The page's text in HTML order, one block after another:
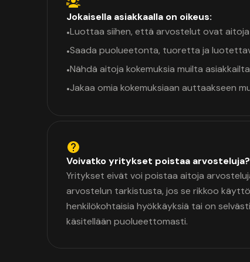
Jokaisella asiakkaalla on oikeus:
•Luottaa siihen, että arvostelut ovat
•Saada puolueetonta, tuoretta ja
•Nähdä aitoja kokemuksia muilta asiakkailta
•Jakaa omia kokemuksiaan auttaakseen
Voivatko yritykset poistaa arvosteluja?
Yritykset eivät voi poistaa aitoja
arvostelun tarkistusta, jos se rikkoo
henkilökohtaisia hyökkäyksiä tai on
käsitellään puolueettomasti.